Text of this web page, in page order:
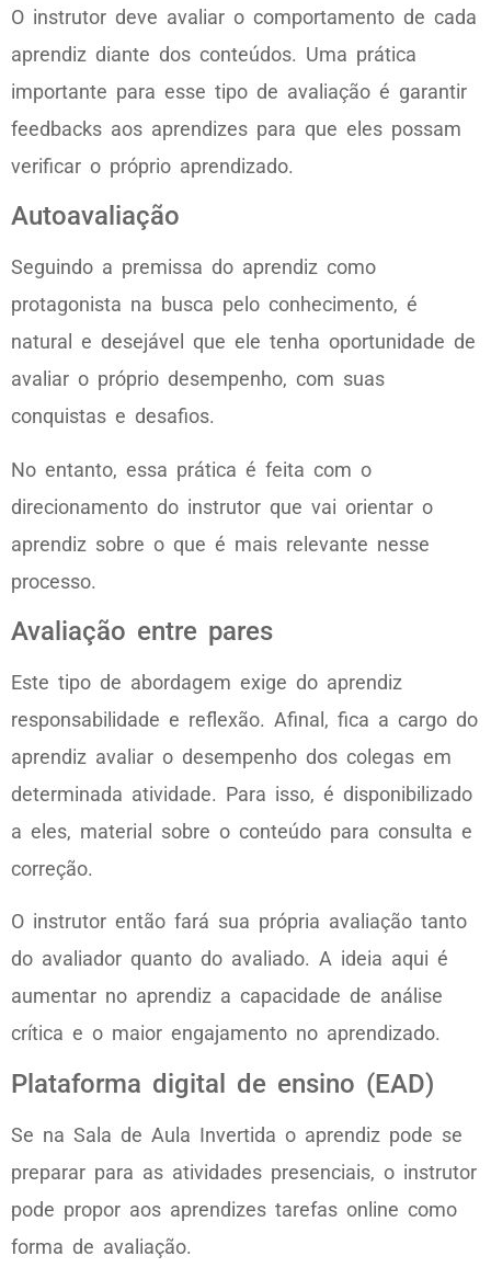
O instrutor deve avaliar o comportamento de cada
aprendiz diante dos conteúdos. Uma prática
importante para esse tipo de avaliação é garantir
feedbacks aos aprendizes para que eles possam
verificar o próprio aprendizado.
Autoavaliação
Seguindo a premissa do aprendiz como
protagonista na busca pelo conhecimento, é
natural e desejável que ele tenha oportunidade de
avaliar o próprio desempenho, com suas
conquistas e desafios.
No entanto, essa prática é feita com o
direcionamento do instrutor que vai orientar o
aprendiz sobre o que é mais relevante nesse
processo.
Avaliação entre pares
Este tipo de abordagem exige do aprendiz
responsabilidade e reflexão. Afinal, fica a cargo do
aprendiz avaliar o desempenho dos colegas em
determinada atividade. Para isso, é disponibilizado
a eles, material sobre o conteúdo para consulta e
correção.
O instrutor então fará sua própria avaliação tanto
do avaliador quanto do avaliado. A ideia aqui é
aumentar no aprendiz a capacidade de análise
crítica e o maior engajamento no aprendizado.
Plataforma digital de ensino (EAD)
Se na Sala de Aula Invertida o aprendiz pode se
preparar para as atividades presenciais, o instrutor
pode propor aos aprendizes tarefas online como
forma de avaliação.